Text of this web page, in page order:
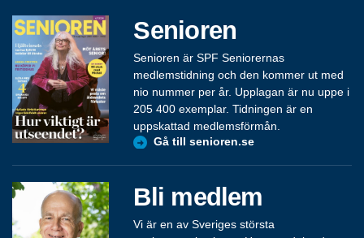
Senioren
Senioren är SPF Seniorernas
medlemstidning och den kommer ut med
nio nummer per år. Upplagan är nu uppe i
205 400 exemplar. Tidningen är en
uppskattad medlemsförmån.
Gå till senioren.se
Bli medlem
Vi är en av Sveriges största